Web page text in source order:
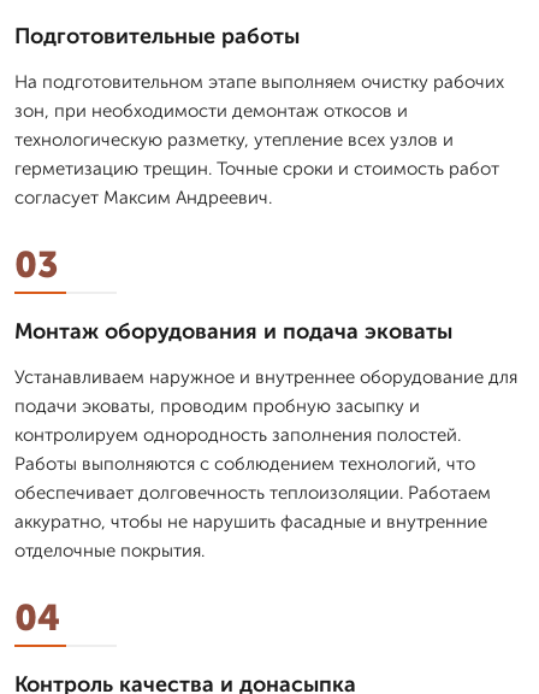
Подготовительные работы
На подготовительном этапе выполняем очистку рабочих
зон, при необходимости демонтаж откосов и
технологическую разметку, утепление всех узлов и
герметизацию трещин. Точные сроки и стоимость работ
согласует Максим Андреевич.
03
Монтаж оборудования и подача эковаты
Устанавливаем наружное и внутреннее оборудование для
подачи эковаты, проводим пробную засыпку и
контролируем однородность заполнения полостей.
Работы выполняются с соблюдением технологий, что
обеспечивает долговечность теплоизоляции. Работаем
аккуратно, чтобы не нарушить фасадные и внутренние
отделочные покрытия.
04
Контроль качества и донасыпка